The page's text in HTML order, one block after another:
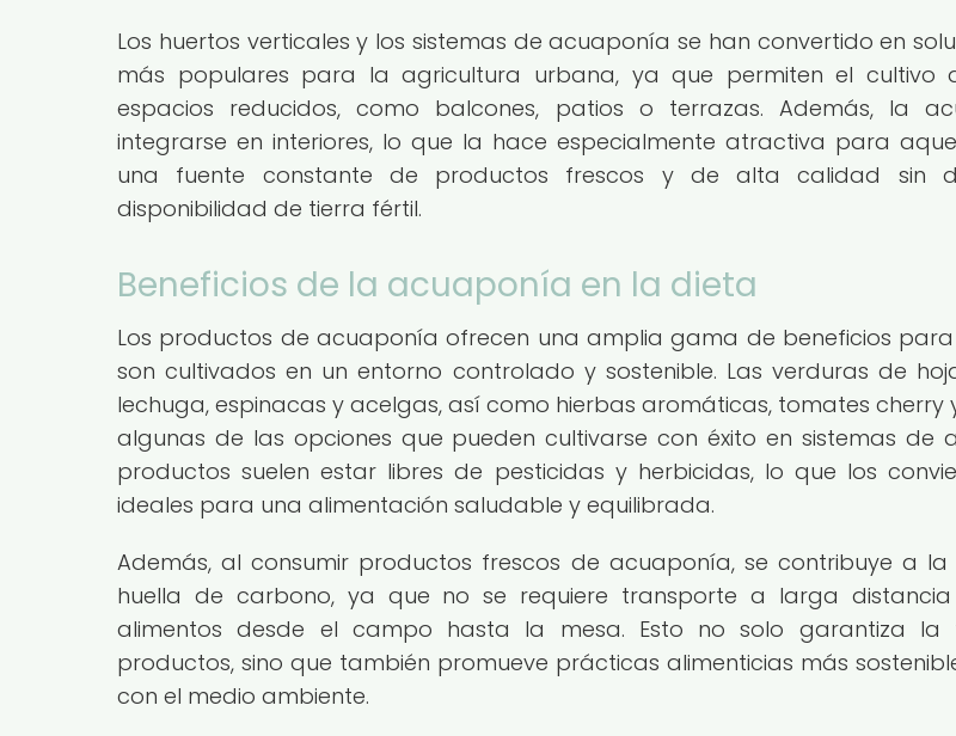
Los huertos verticales y los sistemas de acuaponía se han convertido en
más populares para la agricultura urbana, ya que permiten el cultivo
espacios reducidos, como balcones, patios o terrazas. Además, la
integrarse en interiores, lo que la hace especialmente atractiva para
una fuente constante de productos frescos y de alta calidad sin
disponibilidad de tierra fértil.
Beneficios de la acuaponía en la dieta
Los productos de acuaponía ofrecen una amplia gama de beneficios
son cultivados en un entorno controlado y sostenible. Las verduras de
lechuga, espinacas y acelgas, así como hierbas aromáticas, tomates cherry
algunas de las opciones que pueden cultivarse con éxito en sistemas de
productos suelen estar libres de pesticidas y herbicidas, lo que los
ideales para una alimentación saludable y equilibrada.
Además, al consumir productos frescos de acuaponía, se contribuye a
huella de carbono, ya que no se requiere transporte a larga
alimentos desde el campo hasta la mesa. Esto no solo garantiza la
productos, sino que también promueve prácticas alimenticias más
con el medio ambiente.